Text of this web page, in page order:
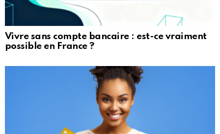
Vivre sans compte bancaire : est-ce vraiment
possible en France ?